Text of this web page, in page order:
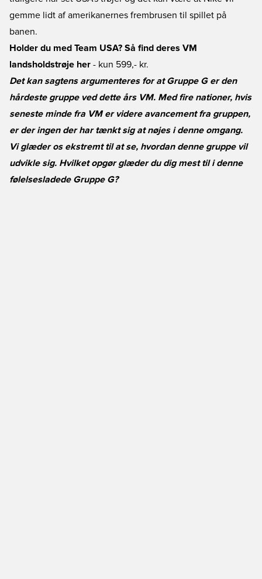
gemme lidt af amerikanernes frembrusen til spillet på
banen.
Holder du med Team USA? Så find deres VM
landsholdstrøje her - kun 599,- kr.
Det kan sagtens argumenteres for at Gruppe G er den
hårdeste gruppe ved dette års VM. Med fire nationer, hvis
seneste minde fra VM er videre avancement fra gruppen,
er der ingen der har tænkt sig at nøjes i denne omgang.
Vi glæder os ekstremt til at se, hvordan denne gruppe vil
udvikle sig. Hvilket opgør glæder du dig mest til i denne
følelsesladede Gruppe G?